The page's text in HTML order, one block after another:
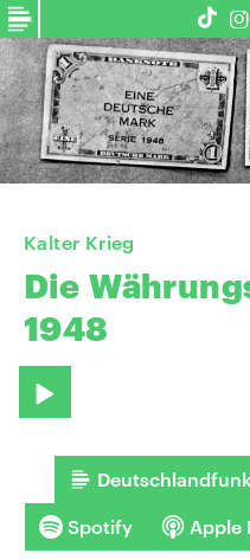
Kalter Krieg
Die
1948
Spotify Apple